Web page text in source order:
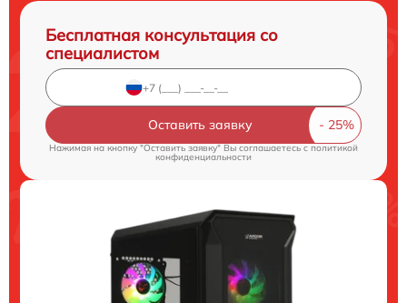
Бесплатная консультация со
специалистом
Оставить заявку
Нажимая на кнопку "Оставить заявку" Вы соглашаетесь cполитикой
конфиденциальности